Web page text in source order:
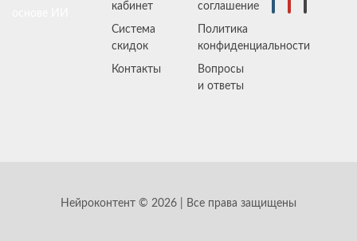
кабинет
Система
скидок
Контакты
соглашение
Политика
конфиденциальности
Вопросы
и ответы
Нейроконтент © 2026 | Все права защищены